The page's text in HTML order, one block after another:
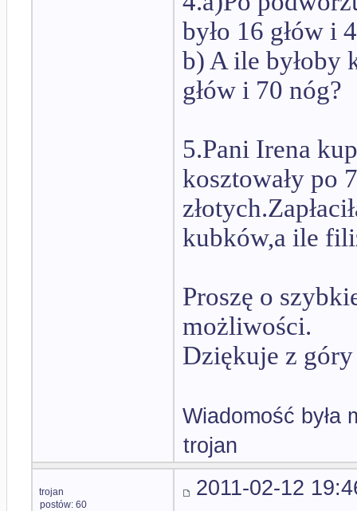
było 16 głów i
b) A ile byłoby
głów i 70 nóg?
5.Pani Irena
kosztowały po
kubków,a ile
Proszę o
możliwości.
Dziękuje z
Wiadomość była
trojan
trojan
postów: 60
2011-02-12